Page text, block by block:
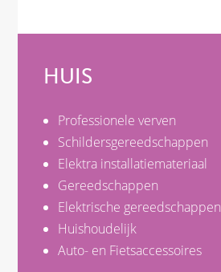
HUIS
Professionele verven
Schildersgereedschappen
Elektra installatiemateriaal
Gereedschappen
Elektrische gereedschappen
Huishoudelijk
Auto- en Fietsaccessoires